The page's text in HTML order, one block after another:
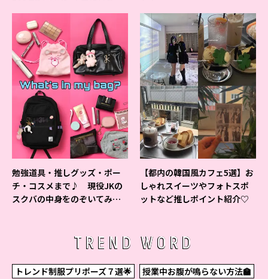
勉強道具・推しグッズ・ポー
チ・コスメまで♪ 現役JKの
スクバの中身をのぞいてみ
【都内の韓国風カフェ5選】お
しゃれスイーツやフォトスポ
ットなど推しポイント紹介♡
TREND WORD
トレンド制服プリポーズ７選🌟
授業中お腹が鳴らない方法🏫